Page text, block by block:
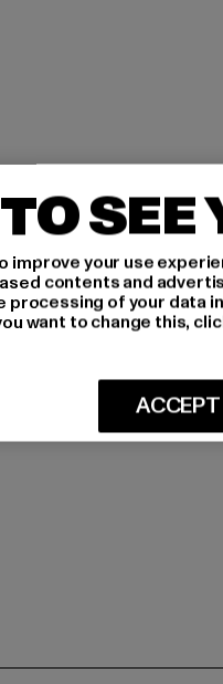
SEE
improve your use
contents and
processing of your data
want to change this,
ACCEPT